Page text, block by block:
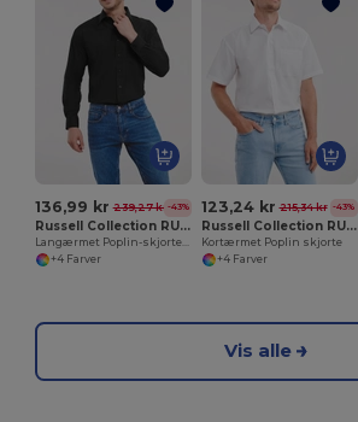
136,99 kr 239,27 kr -43%
Russell Collection RU934M
+4 Farver
123,24 kr 215,34 kr -43%
Russell Collection RU935M
Kortærmet Poplin skjorte
+4 Farver
Vis alle